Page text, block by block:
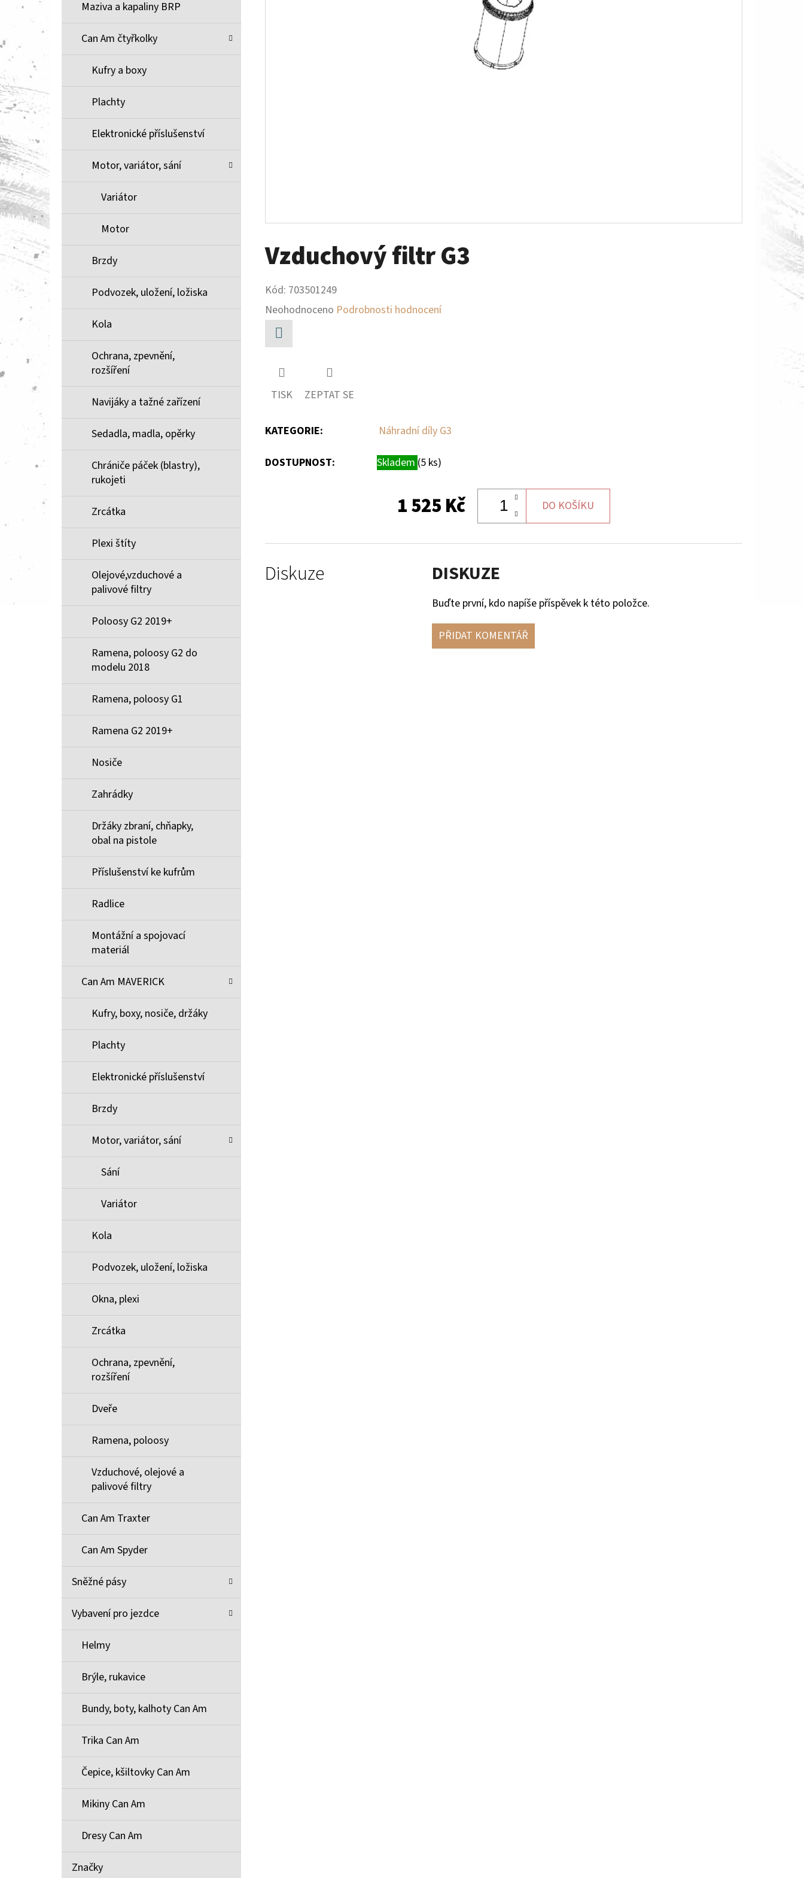
Maziva a kapaliny BRP
Can Am čtyřkolky
Kufry a boxy
Plachty
Elektronické příslušenství
Motor, variátor, sání
Variátor
Motor
Brzdy
Podvozek, uložení, ložiska
Kola
Ochrana, zpevnění,
rozšíření
Navijáky a tažné zařízení
Sedadla, madla, opěrky
Chrániče páček (blastry),
rukojeti
Zrcátka
Plexi štíty
Olejové,vzduchové a
palivové filtry
Poloosy G2 2019+
Ramena, poloosy G2 do
modelu 2018
Ramena, poloosy G1
Ramena G2 2019+
Nosiče
Zahrádky
Držáky zbraní, chňapky,
obal na pistole
Příslušenství ke kufrům
Radlice
Montážní a spojovací
materiál
Can Am MAVERICK
Kufry, boxy, nosiče, držáky
Plachty
Elektronické příslušenství
Brzdy
Motor, variátor, sání
Sání
Variátor
Kola
Podvozek, uložení, ložiska
Okna, plexi
Zrcátka
Ochrana, zpevnění,
rozšíření
Dveře
Ramena, poloosy
Vzduchové, olejové a
palivové filtry
Can Am Traxter
Can Am Spyder
Sněžné pásy
Vybavení pro jezdce
Helmy
Brýle, rukavice
Bundy, boty, kalhoty Can Am
Trika Can Am
Čepice, kšiltovky Can Am
Mikiny Can Am
Dresy Can Am
Značky
Vzduchový filtr G3
Kód: 703501249
Průměrné
hodnocení
produktu
0,0
5
Neohodnoceno Podrobnosti hodnocení
TISK ZEPTAT SE
KATEGORIE: Náhradní díly G3
DOSTUPNOST: Skladem (5 ks)
1 525 Kč DO KOŠÍKU
Diskuze DISKUZE
Buďte první, kdo napíše příspěvek k této položce.
PŘIDAT KOMENTÁŘ
BRZDOVÉ DESTIČKY ZE SLINUTÉHO KOVU
1 100 Kč
PALIVOVÉ ČERPADLO S MĚŘÁKEM PALIVA CAN-
AM
10 900 Kč